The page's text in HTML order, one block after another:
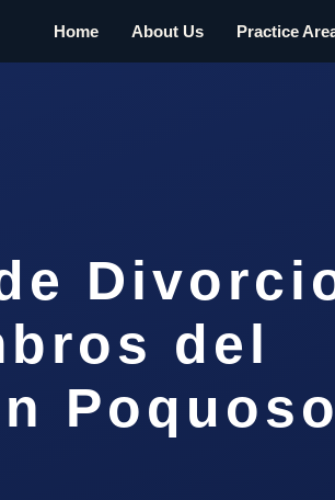
Home About Us Practice
del